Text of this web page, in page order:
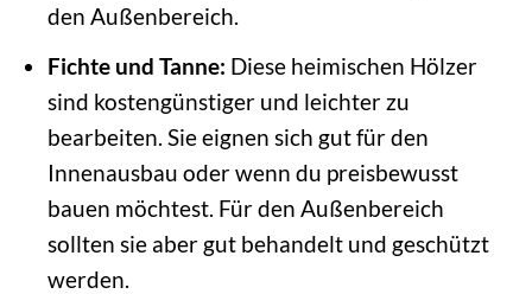
den Außenbereich.
Fichte und Tanne: Diese heimischen Hölzer
sind kostengünstiger und leichter zu
bearbeiten. Sie eignen sich gut für den
Innenausbau oder wenn du preisbewusst
bauen möchtest. Für den Außenbereich
sollten sie aber gut behandelt und geschützt
werden.